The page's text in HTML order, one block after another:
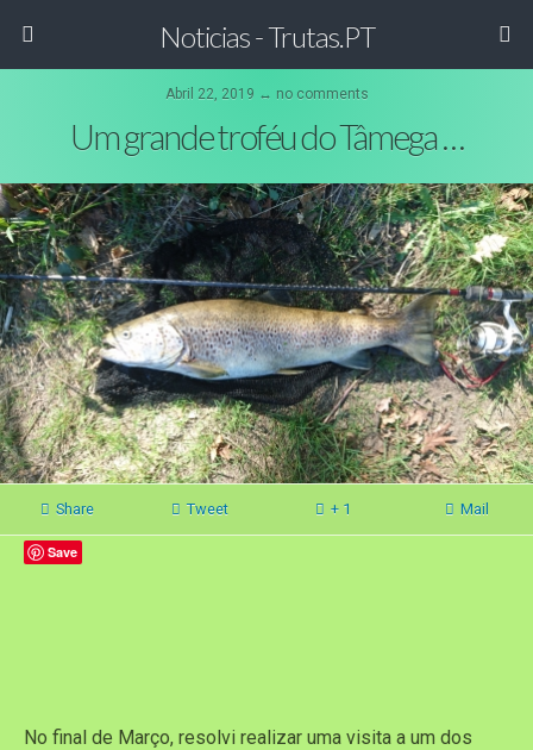
Noticias - Trutas.PT
Abril 22, 2019 ↔ no comments
Um grande troféu do Tâmega …
Share Tweet + 1 Mail
Save
No final de Março, resolvi realizar uma visita a um dos